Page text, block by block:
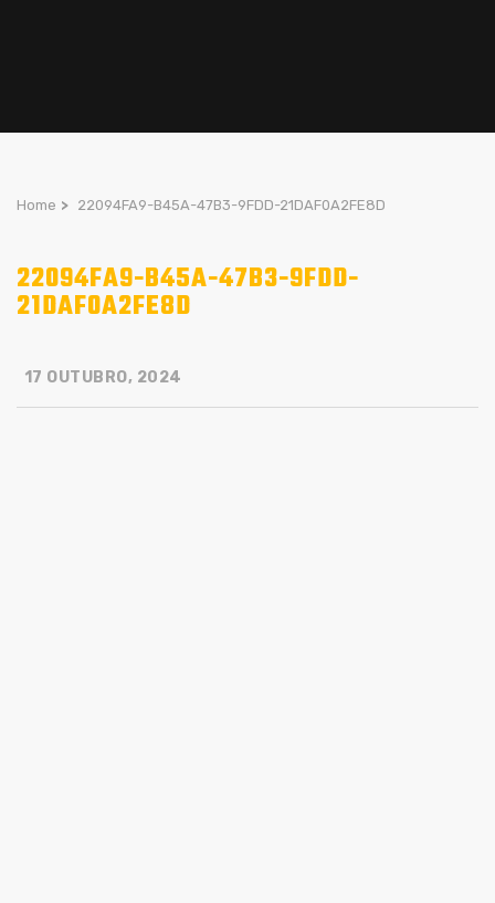
Home > 22094FA9-B45A-47B3-9FDD-21DAF0A2FE8D
22094FA9-B45A-47B3-9FDD-
21DAF0A2FE8D
17 OUTUBRO, 2024